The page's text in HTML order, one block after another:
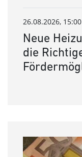
26.08.2026,
Neue
die